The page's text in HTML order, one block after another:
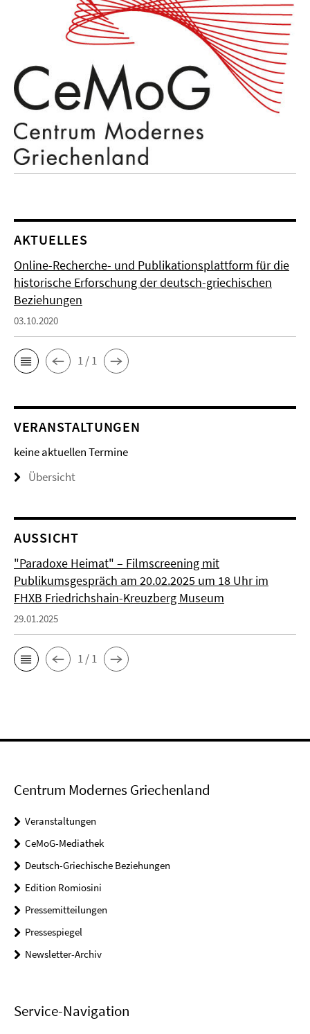
AKTUELLES
Online-Recherche- und Publikationsplattform für die
historische Erforschung der deutsch-griechischen
Beziehungen
03.10.2020
1 / 1
VERANSTALTUNGEN
keine aktuellen Termine
Übersicht
AUSSICHT
"Paradoxe Heimat" – Filmscreening mit
Publikumsgespräch am 20.02.2025 um 18 Uhr im
FHXB Friedrichshain-Kreuzberg Museum
29.01.2025
1 / 1
Centrum Modernes Griechenland
Veranstaltungen
CeMoG-Mediathek
Deutsch-Griechische Beziehungen
Edition Romiosini
Pressemitteilungen
Pressespiegel
Newsletter-Archiv
Service-Navigation